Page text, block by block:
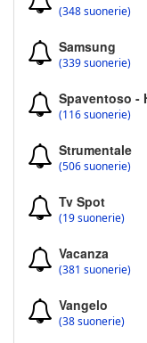
(348 suonerie)
Samsung
(339 suonerie)
Spaventoso -
(116 suonerie)
Strumentale
(506 suonerie)
Tv Spot
(19 suonerie)
Vacanza
(381 suonerie)
Vangelo
(38 suonerie)